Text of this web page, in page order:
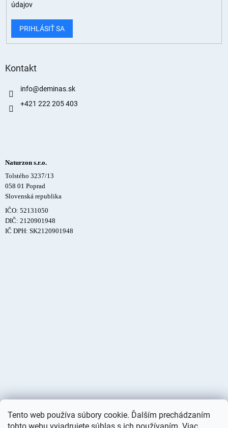
Tento web používa súbory cookie. Ďalším prechádzaním
údajov
PRIHLÁSIŤ SA
Kontakt
info@deminas.sk
+421 222 205 403
Naturzon s.r.o.
Tolstého 3237/13
058 01 Poprad
Slovenská republika
IČO: 52131050
DIČ: 2120901948
IČ DPH: SK2120901948